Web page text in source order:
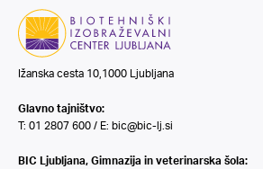
Ižanska cesta 10,1000 Ljubljana
Glavno tajništvo:
T: 01 2807 600 / E: bic@bic-lj.si
BIC Ljubljana, Gimnazija in veterinarska šola: